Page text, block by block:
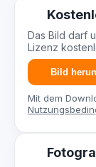
Das Bild darf
Lizenz
Bild
Mit dem